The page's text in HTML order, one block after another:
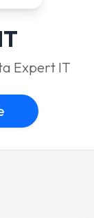
Expert IT